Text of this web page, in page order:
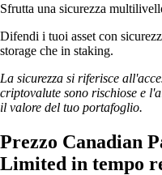
Sfrutta una sicurezza
Difendi i tuoi asset con
storage che in staking.
La sicurezza si riferisce
criptovalute sono rischiose e
il valore del tuo portafoglio.
Prezzo Canadian
Limited in tempo